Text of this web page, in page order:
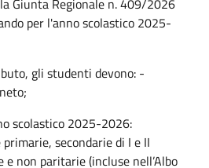
per l'anno scolastico 2025-
gli studenti devono: -
scolastico 2025-2026:
secondarie di I e II
non paritarie (incluse nell’Albo